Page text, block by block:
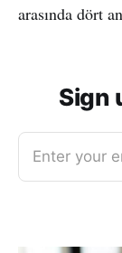
arasında dört
Sign
Enter your